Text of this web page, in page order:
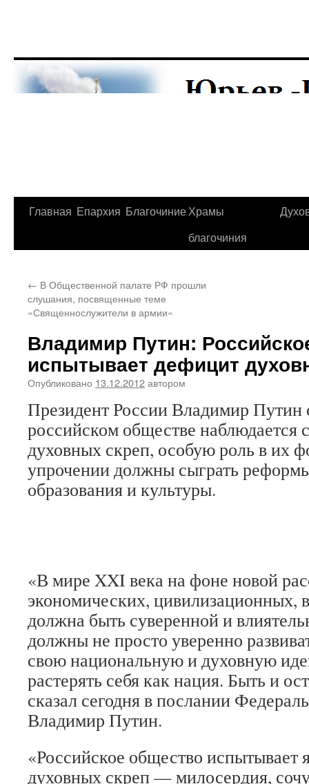
Перейти
Главная Епархия БлагочиниеХрамы
благочиния
← В Общественной палате РФ прошли
слушания, посвященные теме
«Священнослужители в армии»
Владимир Путин:
испытывает дефицит
Опубликовано 13.12.2012автором
Президент России Владимир Путин
российском обществе наблюдается
духовных скреп, особую роль в их
упрочении должны сыграть
образования и культуры.
«В мире XXI века на фоне новой
экономических, цивилизационных,
должна быть суверенной и
должны не просто уверенно
свою национальную и духовную
растерять себя как нация. Быть и
сказал сегодня в послании
Владимир Путин.
«Российское общество испытывает
духовных скреп — милосердия,